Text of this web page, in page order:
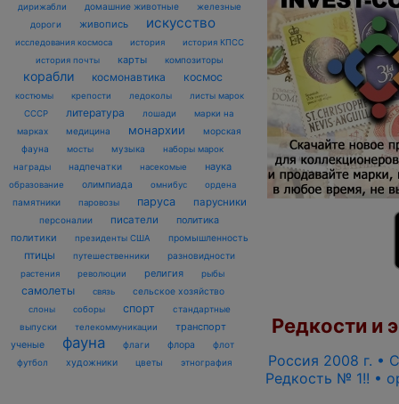
дирижабли домашние животные
железные
дороги
живопись искусство
исследования космоса история
история КПСС
история почты
карты композиторы
корабли космонавтика космос
костюмы крепости ледоколы
листы марок
СССР
литература лошади
марки на
марках
медицина монархии
морская
фауна
мосты музыка наборы марок
награды надпечатки насекомые наука
образование олимпиада омнибус ордена
памятники паровозы паруса парусники
персоналии писатели
политика
политики
президенты США промышленность
птицы путешественники разновидности
растения революции религия рыбы
самолеты связь сельское хозяйство
слоны соборы спорт
стандартные
выпуски
телекоммуникации транспорт
ученые фауна флаги флора
флот
футбол
художники цветы этнография
Редкости и
Россия 2008 г. •
Редкость № 1!! •